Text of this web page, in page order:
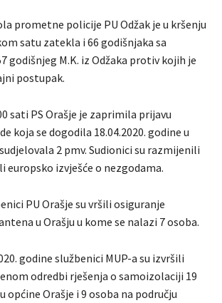
prometne policije PU Odžak je u kršenju
satu zatekla i 66 godišnjaka sa
godišnjeg M.K. iz Odžaka protiv kojih je
postupak.
sati PS Orašje je zaprimila prijavu
koja se dogodila 18.04.2020. godine u
2 pmv. Sudionici su razmijenili
europsko izvješće o nezgodama.
PU Orašje su vršili osiguranje
u Orašju u kome se nalazi 7 osoba.
godine službenici MUP-a su izvršili
odredbi rješenja o samoizolaciji 19
općine Orašje i 9 osoba na području